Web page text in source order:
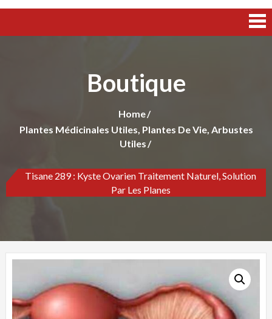
Boutique
Home
Plantes Médicinales Utiles, Plantes De Vie, Arbustes
Utiles
Tisane 289 : Kyste Ovarien Traitement Naturel, Solution
Par Les Planes